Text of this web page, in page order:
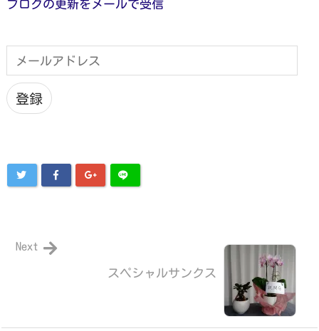
ブログの更新をメールで受信
ー
ル
ア
ド
レ
登録
スペシャルサンクス
Next